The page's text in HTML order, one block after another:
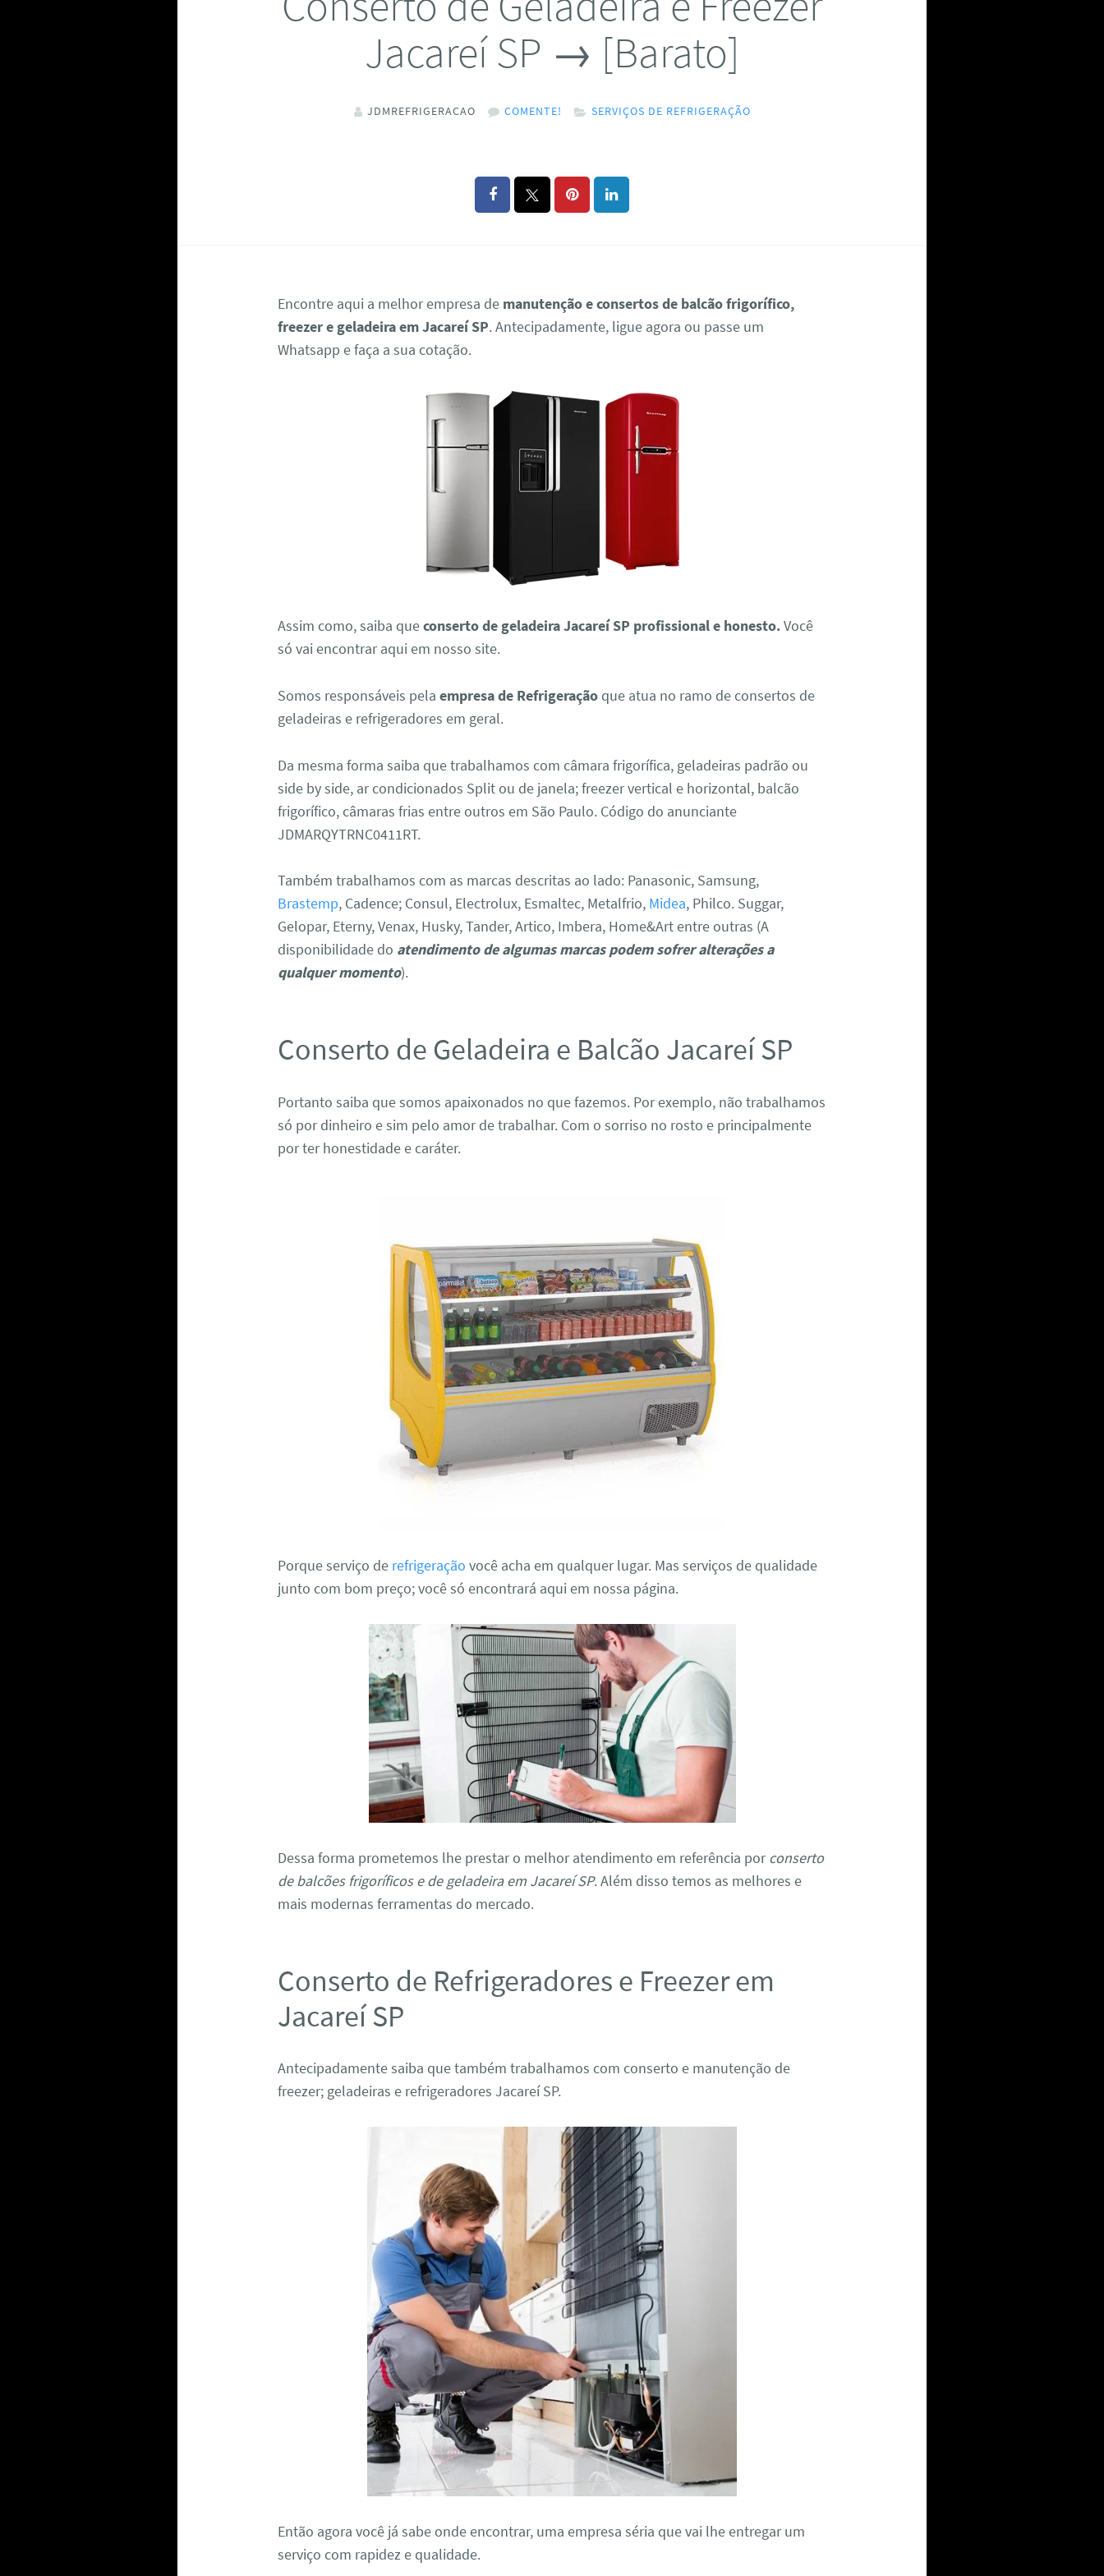
Jacareí SP → [Barato]
JDMREFRIGERACAO COMENTE! SERVIÇOS DE REFRIGERAÇÃO
Encontre aqui a melhor empresa de manutenção e consertos de balcão frigorífico,
freezer e geladeira em Jacareí SP. Antecipadamente, ligue agora ou passe um
Whatsapp e faça a sua cotação.
Assim como, saiba queconserto de geladeira Jacareí SP profissional e honesto.Você
só vai encontrar aqui em nosso site.
Somos responsáveis pelaempresa de Refrigeração que atua no ramo de consertos de
geladeiras e refrigeradores em geral.
Da mesma forma saiba que trabalhamos com câmara frigorífica, geladeiras padrão ou
side by side, ar condicionados Split ou de janela; freezer vertical e horizontal, balcão
frigorífico, câmaras frias entre outros em São Paulo. Código do anunciante
JDMARQYTRNC0411RT.
Também trabalhamos com as marcas descritas ao lado: Panasonic, Samsung,
Brastemp, Cadence; Consul, Electrolux, Esmaltec, Metalfrio, Midea, Philco. Suggar,
Gelopar, Eterny, Venax, Husky, Tander, Artico, Imbera, Home&Art entre outras (A
disponibilidade do atendimento de algumas marcas podem sofrer alterações a
qualquer momento).
Conserto de Geladeira e Balcão Jacareí SP
Portanto saiba que somos apaixonados no que fazemos. Por exemplo, não trabalhamos
só por dinheiro e sim pelo amor de trabalhar. Com o sorriso no rosto e principalmente
por ter honestidade e caráter.
Porque serviço de refrigeração você acha em qualquer lugar. Mas serviços de qualidade
junto com bom preço; você só encontrará aqui em nossa página.
Dessa forma prometemos lhe prestar o melhor atendimento em referência porconserto
de balcões frigoríficos e de geladeira em Jacareí SP. Além disso temos as melhores e
mais modernas ferramentas do mercado.
Conserto de Refrigeradores e Freezer em
Jacareí SP
Antecipadamente saiba que também trabalhamos com conserto e manutenção de
freezer; geladeiras e refrigeradores Jacareí SP.
Então agora você já sabe onde encontrar, uma empresa séria que vai lhe entregar um
serviço com rapidez e qualidade.